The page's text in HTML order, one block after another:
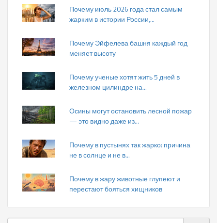
Почему июль 2026 года стал самым
жарким в истории России,...
Почему Эйфелева башня каждый год
меняет высоту
Почему ученые хотят жить 5 дней в
железном цилиндре на...
Осины могут остановить лесной пожар
— это видно даже из...
Почему в пустынях так жарко: причина
не в солнце и не в...
Почему в жару животные глупеют и
перестают бояться хищников